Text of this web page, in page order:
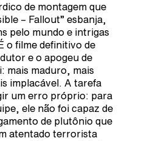
de montagem que
– Fallout” esbanja,
pelo mundo e intrigas
o filme definitivo de
e o apogeu de
mais maduro, mais
implacável. A tarefa
um erro próprio: para
ele não foi capaz de
de plutônio que
atentado terrorista